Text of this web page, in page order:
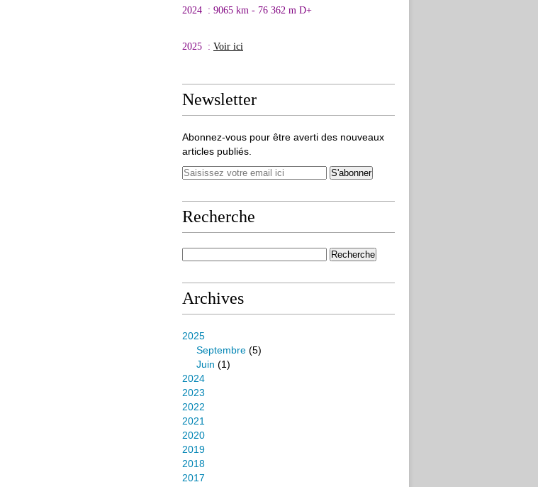
2024 : 9065 km - 76 362 m D+
2025 : Voir ici
Newsletter
Abonnez-vous pour être averti des nouveaux
articles publiés.
Recherche
Archives
2025
Septembre (5)
Juin (1)
2024
2023
2022
2021
2020
2019
2018
2017